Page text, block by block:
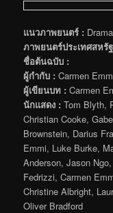
แนวภาพยนตร์ :
ภาพยนตร์ประเทศสหรั
ชื่อต้นฉบับ :
ผู้กำกับ : Carmen
ผู้เขียนบท : Carmen
นักแสดง : Tom Blyth,
Christian Cooke,
Brownstein, Darius
Emmi, Luke Burke,
Anderson, Jason
Fedrizzi, Carmen
Christine Albright,
Oliver Bradford